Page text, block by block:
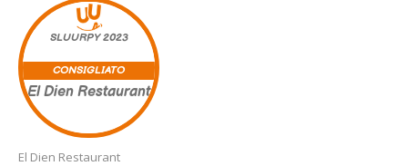
SLUURPY2023
CONSIGLIATO
El Dien Restaurant
El Dien Restaurant